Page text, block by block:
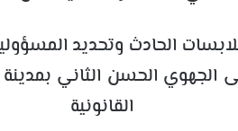
الحادث وتحديد
الحسن الثاني بمدينة
القانونية